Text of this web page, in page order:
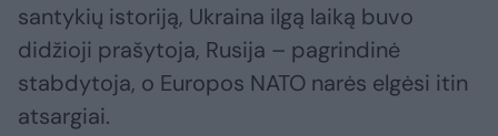
santykių istoriją, Ukraina ilgą laiką buvo
didžioji prašytoja, Rusija – pagrindinė
stabdytoja, o Europos NATO narės elgėsi itin
atsargiai.